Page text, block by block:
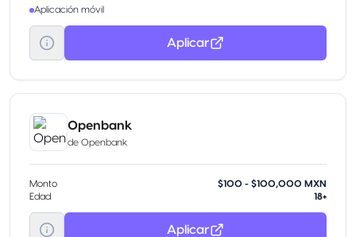
Aplicación móvil
Aplicar
Openbank
de Openbank
Monto
$100 - $100,000 MXN
Edad
18+
Aplicar